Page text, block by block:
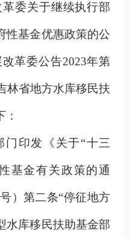
委关于继续执行部
性基金优惠政策的公
革委公告2023年第
林省地方水库移民扶
印发《关于“十三
基金有关政策的通
）第二条“停征地方
水库移民扶助基金部